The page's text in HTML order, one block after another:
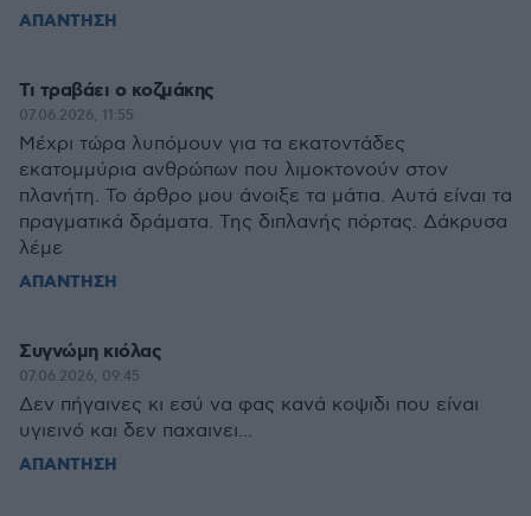
ΑΠΑΝΤΗΣΗ
Τι τραβάει ο κοζμάκης
07.06.2026, 11:55
Μέχρι τώρα λυπόμουν για τα εκατοντάδες
εκατομμύρια ανθρώπων που λιμοκτονούν στον
πλανήτη. Το άρθρο μου άνοιξε τα μάτια. Αυτά είναι τα
πραγματικά δράματα. Της διπλανής πόρτας. Δάκρυσα
λέμε
ΑΠΑΝΤΗΣΗ
Συγνώμη κιόλας
07.06.2026, 09:45
Δεν πήγαινες κι εσύ να φας κανά κοψιδι που είναι
υγιεινό και δεν παχαινει...
ΑΠΑΝΤΗΣΗ